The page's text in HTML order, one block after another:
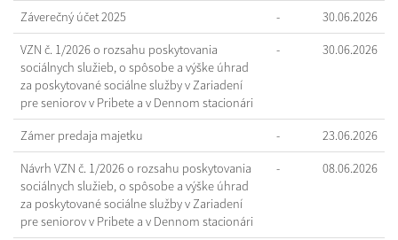
Záverečný účet 2025 - 30.06.2026
VZN č. 1/2026 o rozsahu poskytovania
sociálnych služieb, o spôsobe a výške úhrad
za poskytované sociálne služby v Zariadení
pre seniorov v Pribete a v Dennom stacionári
- 30.06.2026
Zámer predaja majetku - 23.06.2026
Návrh VZN č. 1/2026 o rozsahu poskytovania
sociálnych služieb, o spôsobe a výške úhrad
za poskytované sociálne služby v Zariadení
pre seniorov v Pribete a v Dennom stacionári
- 08.06.2026